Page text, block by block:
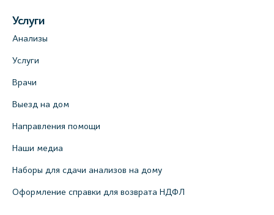
Услуги
Анализы
Услуги
Врачи
Выезд на дом
Направления помощи
Наши медиа
Наборы для сдачи анализов на дому
Оформление справки для возврата НДФЛ